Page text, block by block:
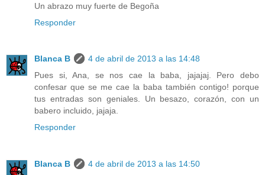
Un abrazo muy fuerte de Begoña
Responder
Blanca B
4 de abril de 2013 a las 14:48
Pues si, Ana, se nos cae la baba, jajajaj. Pero debo
confesar que se me cae la baba también contigo! porque
tus entradas son geniales. Un besazo, corazón, con un
babero incluido, jajaja.
Responder
Blanca B
4 de abril de 2013 a las 14:50